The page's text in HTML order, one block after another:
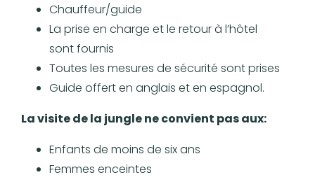
Chauffeur/guide
La prise en charge et le retour à l’hôtel
sont fournis
Toutes les mesures de sécurité sont prises
Guide offert en anglais et en espagnol.
La visite de la jungle ne convient pas aux:
Enfants de moins de six ans
Femmes enceintes